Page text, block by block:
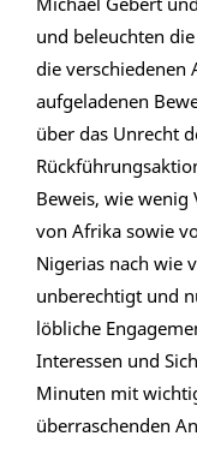
und beleuchten
die verschiedenen
aufgeladenen
über das Unrecht
Beweis, wie wenig
von Afrika sowie
Nigerias nach wie
unberechtigt und
löbliche
Interessen und
Minuten mit
überraschenden